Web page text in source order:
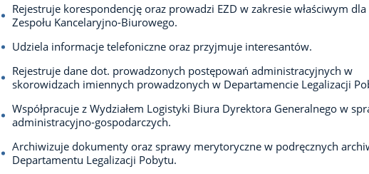
Rejestruje korespondencję oraz prowadzi EZD w zakresie właściwym dla
Zespołu Kancelaryjno-Biurowego.
Udziela informacje telefoniczne oraz przyjmuje interesantów.
Rejestruje dane dot. prowadzonych postępowań administracyjnych w
skorowidzach imiennych prowadzonych w Departamencie Legalizacji
Współpracuje z Wydziałem Logistyki Biura Dyrektora Generalnego w
administracyjno-gospodarczych.
Archiwizuje dokumenty oraz sprawy merytoryczne w podręcznych
Departamentu Legalizacji Pobytu.